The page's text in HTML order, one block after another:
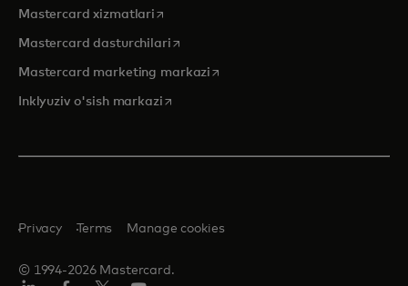
Mastercard xizmatlari opens in a new tab
Mastercard dasturchilariopens in a new tab
Mastercard marketing markazi opens in a new tab
Inklyuziv o'sish markaziopens in a new tab
© 1994-2026 Mastercard.
Privacy Terms Manage cookies